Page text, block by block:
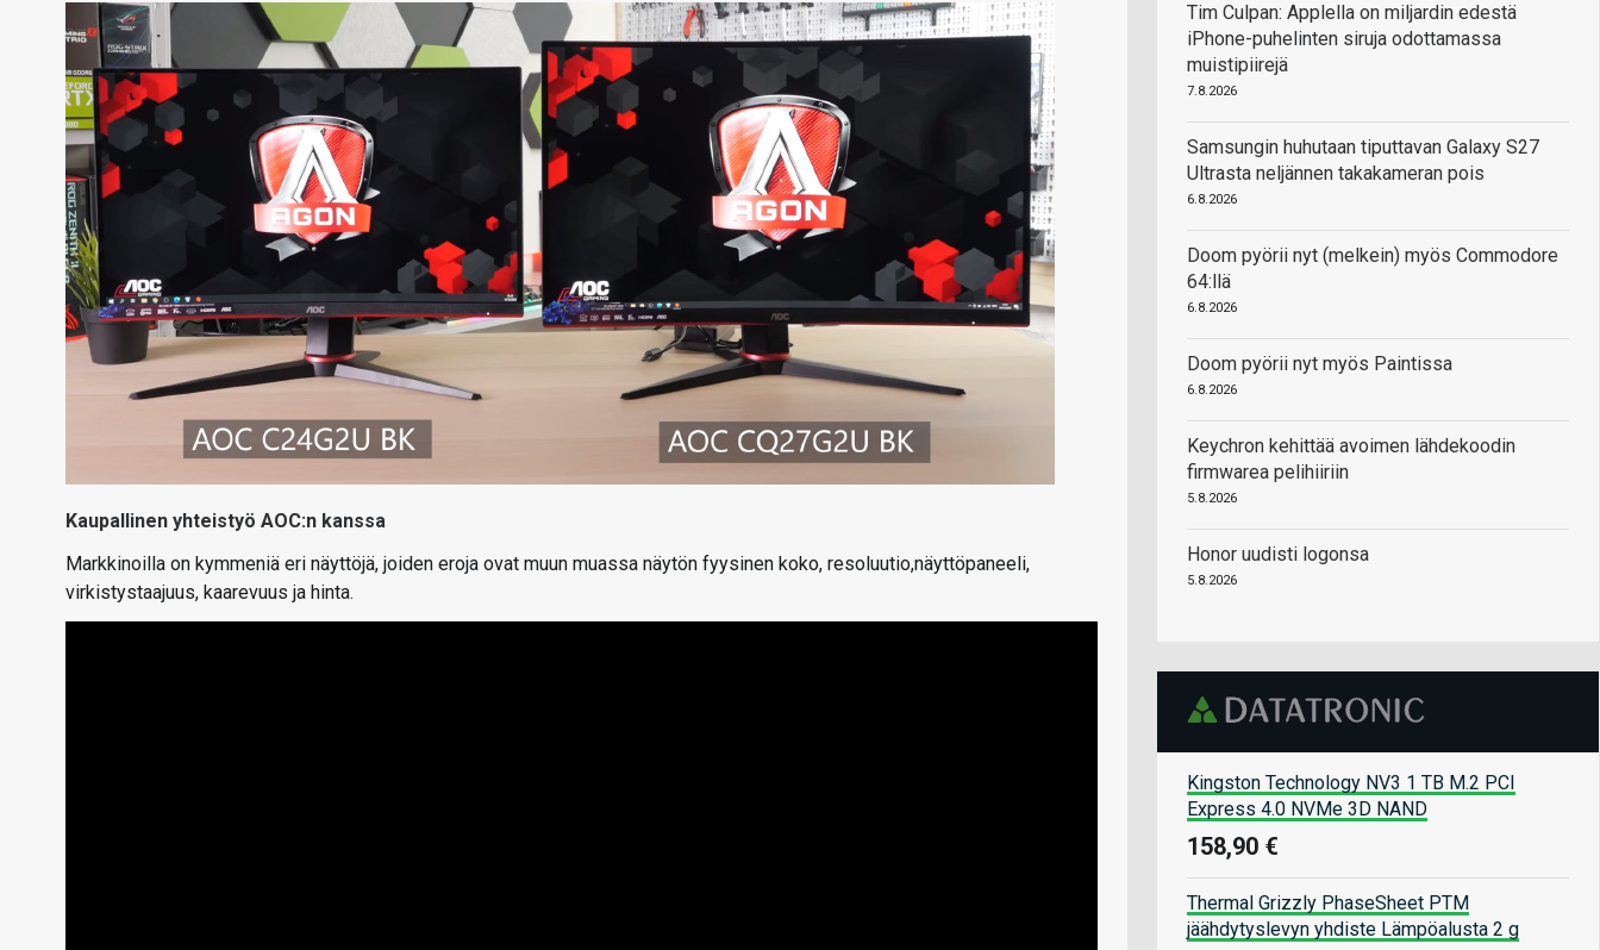
Kaupallinen yhteistyö AOC:n kanssa
Markkinoilla on kymmeniä eri näyttöjä, joiden eroja ovat muun muassa näytön fyysinen koko, resoluutio,näyttöpaneeli,
virkistystaajuus, kaarevuus ja hinta.
Tim Culpan: Applella on miljardin edestä
iPhone-puhelinten siruja odottamassa
muistipiirejä
7.8.2026
Samsungin huhutaan tiputtavan Galaxy S27
Ultrasta neljännen takakameran pois
6.8.2026
Doom pyörii nyt (melkein) myös Commodore
64:llä
6.8.2026
Doom pyörii nyt myös Paintissa
6.8.2026
Keychron kehittää avoimen lähdekoodin
firmwarea pelihiiriin
5.8.2026
Honor uudisti logonsa
5.8.2026
Kingston Technology NV3 1 TB M.2 PCI
Express 4.0 NVMe 3D NAND
158,90 €
Thermal Grizzly PhaseSheet PTM
jäähdytyslevyn yhdiste Lämpöalusta 2 g